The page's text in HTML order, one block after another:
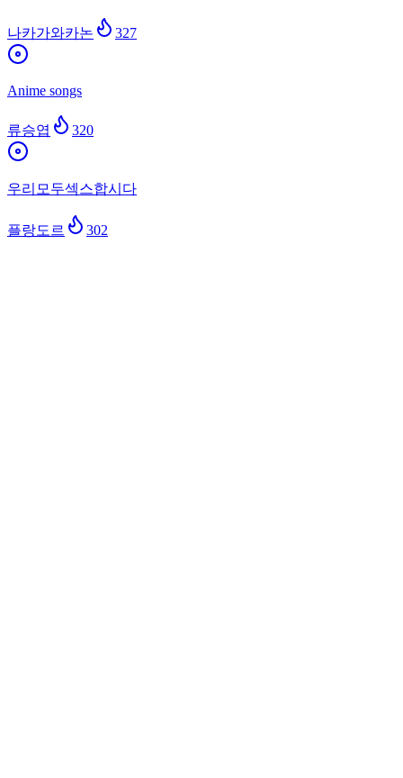
나카가와카논 327
Anime songs
류승엽 320
우리모두섹스합시다
플랑도르 302